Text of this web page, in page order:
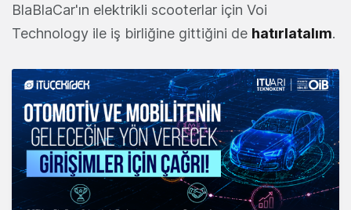
BlaBlaCar'ın elektrikli scooterlar için Voi
Technology ile iş birliğine gittiğini de hatırlatalım.